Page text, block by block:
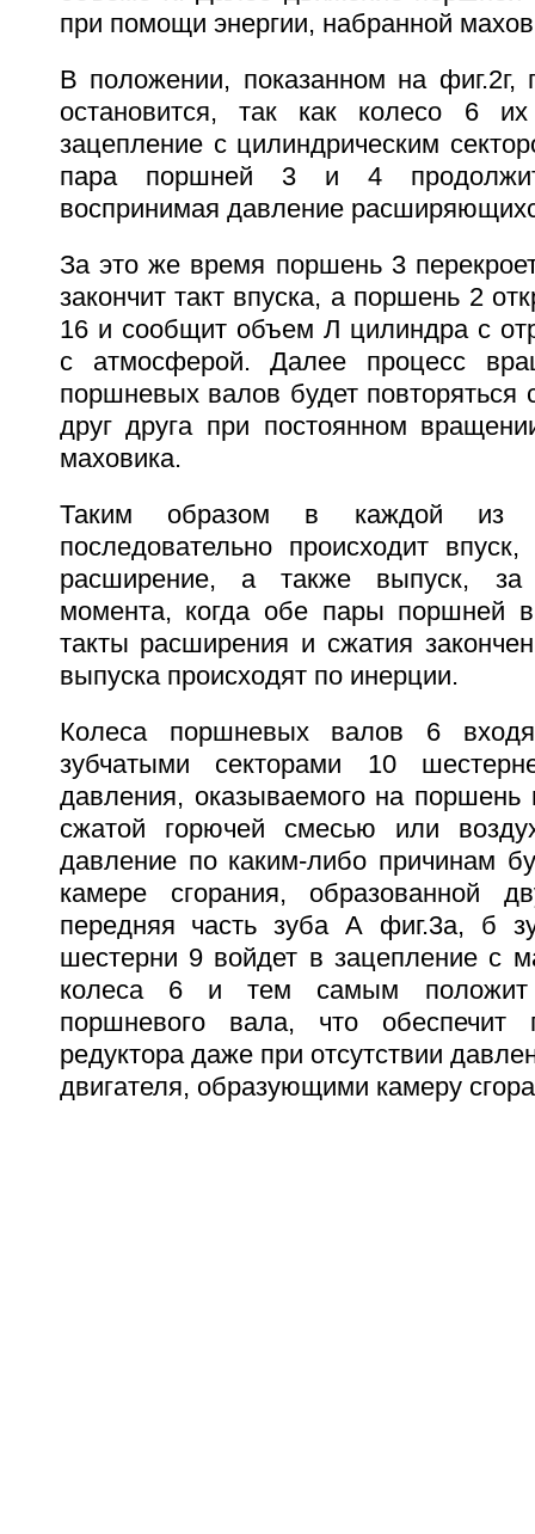
при помощи энергии, набранной
В положении, показанном на
остановится, так как колесо 6
зацепление с цилиндрическим
пара поршней 3 и 4
воспринимая давление
За это же время поршень 3
закончит такт впуска, а поршень 2
16 и сообщит объем Л цилиндра с
с атмосферой. Далее процесс
поршневых валов будет повторяться
друг друга при постоянном
маховика.
Таким образом в каждой из
последовательно происходит
расширение, а также выпуск, за
момента, когда обе пары поршней
такты расширения и сжатия
выпуска происходят по инерции.
Колеса поршневых валов 6
зубчатыми секторами 10
давления, оказываемого на поршень
сжатой горючей смесью или
давление по каким-либо причинам
камере сгорания, образованной
передняя часть зуба А фиг.3а, б
шестерни 9 войдет в зацепление с
колеса 6 и тем самым положит
поршневого вала, что обеспечит
редуктора даже при отсутствии
двигателя, образующими камеру